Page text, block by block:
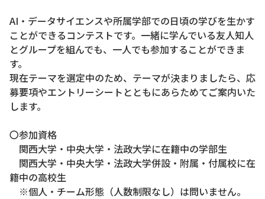
AI・データサイエンスや所属学部での日頃の学びを生かす
ことができるコンテストです。一緒に学んでいる友人知人
とグループを組んでも、一人でも参加することができま
す。
現在テーマを選定中のため、テーマが決まりましたら、応
募要項やエントリーシートとともにあらためてご案内いた
します。
〇参加資格
関西大学・中央大学・法政大学に在籍中の学部生
関西大学・中央大学・法政大学併設・附属・付属校に在
籍中の高校生
※個人・チーム形態（人数制限なし）は問いません。